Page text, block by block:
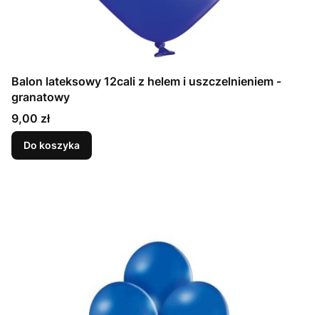
Balon lateksowy 12cali z helem i uszczelnieniem -
granatowy
Cena
9,00 zł
Do koszyka